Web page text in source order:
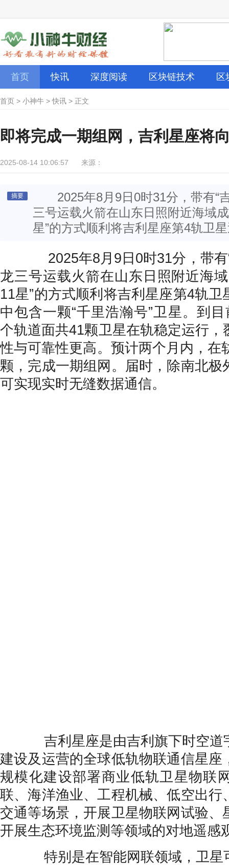
首页 快讯 深度阅读 区块链技术 区
首页 > 小神牛 >快讯 > 正文
即将完成一期组网，吉利星座将
2025-08-14 10:06:57 来源：
摘要
2025年8月9日0时31分，带有“
三号运载火箭在山东日照附近海域
星”的方式顺利将吉利星座第4轨卫
2025年8月9日0时31分，带有“
龙三号运载火箭在山东日照附近海
11星”的方式顺利将吉利星座第4轨
中包含一颗“千里浩瀚号”卫星。到
个轨道面共41颗卫星在轨稳定运行，
性与可靠性更高。预计两个月内，在
颗，完成一期组网。届时，除南北极
可实现实时无缝数据通信。
吉利星座是由吉利旗下时空道
建设及运营的全球低轨物联通信星座
规模化建设部署商业低轨卫星物联
联、海洋渔业、工程机械、低空出行
交通等场景，开展卫星物联网试验、
开展生态环境监测等领域的对地遥感
特别是在智能网联领域，卫星